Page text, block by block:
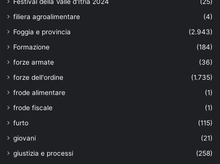
filiera agroalimentare
(4)
Foggia e provincia
(2.943)
Formazione
(184)
forze armate
(36)
forze dell'ordine
(1.735)
frode alimentare
(1)
frode fiscale
(1)
furto
(115)
giovani
(21)
giustizia e processi
(258)